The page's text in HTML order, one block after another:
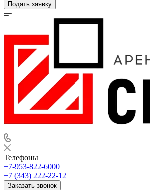
Подать заявку
Телефоны
+7-953-822-6000
+7 (343) 222-22-12
Заказать звонок